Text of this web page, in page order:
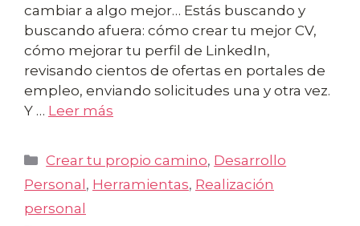
cambiar a algo mejor… Estás buscando y
buscando afuera: cómo crear tu mejor CV,
cómo mejorar tu perfil de LinkedIn,
revisando cientos de ofertas en portales de
empleo, enviando solicitudes una y otra vez.
Y … Leer más
Categorías
Crear tu propio camino, Desarrollo
Personal , Herramientas, Realización
personal